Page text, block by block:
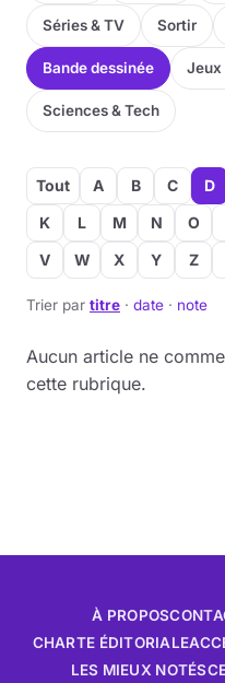
Séries & TV Sortir
Bande dessinée Jeux
Sciences & Tech
Tout A B C D
K
L M N O
V
W X Y Z
Trier par titre · date · note
Aucun article ne
cette rubrique.
À PROPOS
CHARTE ÉDITORIALE
LES MIEUX NOTÉS